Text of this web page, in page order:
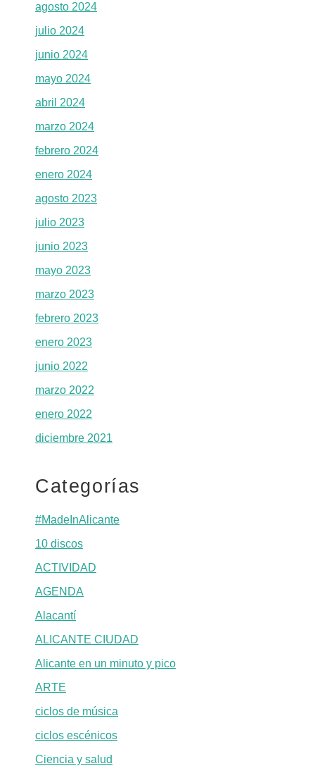
agosto 2024
julio 2024
junio 2024
mayo 2024
abril 2024
marzo 2024
febrero 2024
enero 2024
agosto 2023
julio 2023
junio 2023
mayo 2023
marzo 2023
febrero 2023
enero 2023
junio 2022
marzo 2022
enero 2022
diciembre 2021
Categorías
#MadeInAlicante
10 discos
ACTIVIDAD
AGENDA
Alacantí
ALICANTE CIUDAD
Alicante en un minuto y pico
ARTE
ciclos de música
ciclos escénicos
Ciencia y salud